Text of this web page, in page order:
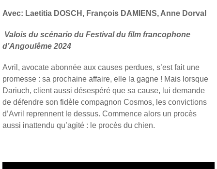
Avec: Laetitia DOSCH, François DAMIENS, Anne Dorval
Valois du scénario du Festival du film francophone
d’Angoulême 2024
Avril, avocate abonnée aux causes perdues, s’est fait une
promesse : sa prochaine affaire, elle la gagne ! Mais lorsque
Dariuch, client aussi désespéré que sa cause, lui demande
de défendre son fidèle compagnon Cosmos, les convictions
d’Avril reprennent le dessus. Commence alors un procès
aussi inattendu qu’agité : le procès du chien.